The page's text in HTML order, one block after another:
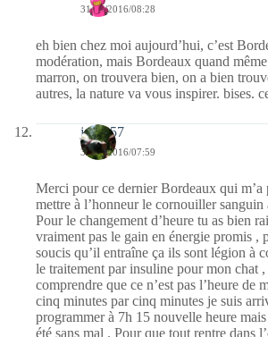
31/10/2016/08:28
eh bien chez moi aujourd’hui, c’est
modération, mais Bordeaux quand
marron, on trouvera bien, on a bien
autres, la nature va vous inspirer. bises.
jazzy57
31/10/2016/07:59
Merci pour ce dernier Bordeaux qui m’a
mettre à l’honneur le cornouiller sanguin
Pour le changement d’heure tu as bien
vraiment pas le gain en énergie promis ,
soucis qu’il entraîne ça ils sont légion à
le traitement par insuline pour mon chat
comprendre que ce n’est pas l’heure de
cinq minutes par cinq minutes je suis
programmer à 7h 15 nouvelle heure mais
été sans mal . Pour que tout rentre dans